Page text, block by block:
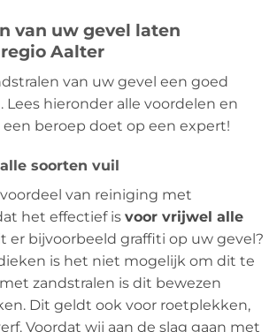
van uw gevel laten
Aalter
van uw gevel een goed
Lees hieronder alle voordelen en
beroep doet op een expert!
soorten vuil
van reiniging met
het effectief is voor vrijwel alle
er bijvoorbeeld graffiti op uw gevel?
is het niet mogelijk om dit te
zandstralen is dit bewezen
Dit geldt ook voor roetplekken,
Voordat wij aan de slag gaan met